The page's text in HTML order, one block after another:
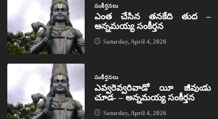
సంకీర్తనలు
ఎంత చేసిన తనకేది తుద –
అన్నమయ్య సంకీర్తన
Saturday, April 4, 2026
సంకీర్తనలు
ఎవ్వరెవ్వరివాడో యీ జీవుఁడు
చూడ- – అన్నమయ్య సంకీర్తన
Saturday, April 4, 2026